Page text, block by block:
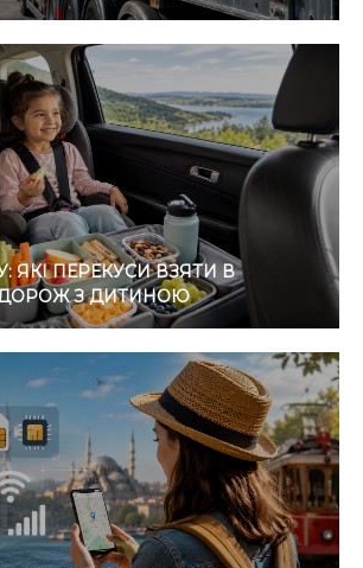
ЯКІ ПЕРЕКУСИ ВЗЯТИ В
З ДИТИНОЮ